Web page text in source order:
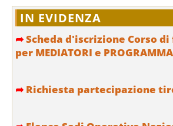
IN EVIDENZA
➦Scheda d'iscrizione Corso
per MEDIATORI e PROGRAMMA
➦ Richiesta partecipazione